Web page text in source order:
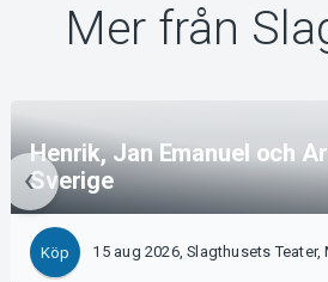
Mer från
Henrik, Jan Emanuel och
Sverige
Köp 15 aug 2026, Slagthusets Teater,